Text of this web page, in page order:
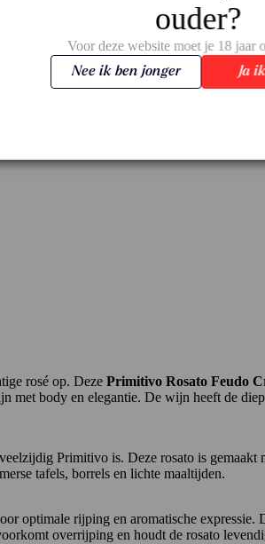
rosé op. Deze Primitivo Rosato Feudo
met body en elegantie. De wijn heeft de
Primitivo is. Deze rosato is
tafels, borrels en lichte maaltijden.
optimale rijping en aromatische expressie.
overrijping en houdt de rosato
ouder?
Voor deze website moet je 18 jaar
Ja
Nee ik ben jonger